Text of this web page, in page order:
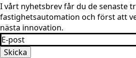
I vårt nyhetsbrev får du de senaste
fastighets­automation och först att
nästa innovation.
Email
*
Skicka